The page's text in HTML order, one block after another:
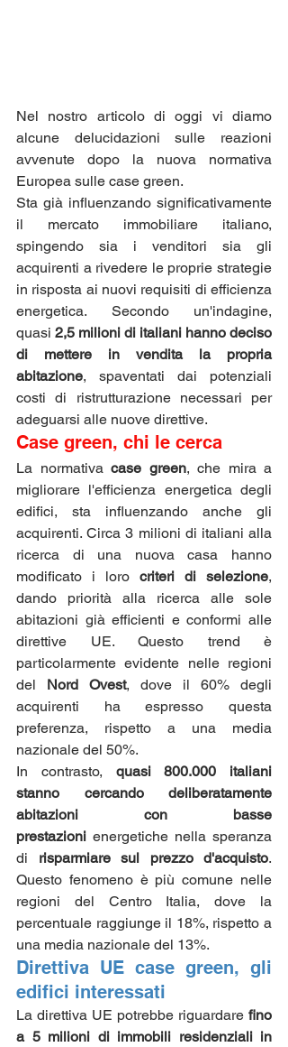
Nel nostro articolo di oggi vi diamo
alcune delucidazioni sulle reazioni
avvenute dopo la nuova normativa
Europea sulle case green.
Sta già influenzando significativamente
il mercato immobiliare italiano,
spingendo sia i venditori sia gli
acquirenti a rivedere le proprie strategie
in risposta ai nuovi requisiti di efficienza
energetica. Secondo un'indagine,
quasi 2,5 milioni di italiani hanno deciso
di mettere in vendita la propria
abitazione, spaventati dai potenziali
costi di ristrutturazione necessari per
adeguarsi alle nuove direttive.
Case green, chi le cerca
La normativa case green, che mira a
migliorare l'efficienza energetica degli
edifici, sta influenzando anche gli
acquirenti. Circa 3 milioni di italiani alla
ricerca di una nuova casa hanno
modificato i loro criteri di selezione,
dando priorità alla ricerca alle sole
abitazioni già efficienti e conformi alle
direttive UE. Questo trend è
particolarmente evidente nelle regioni
del Nord Ovest, dove il 60% degli
acquirenti ha espresso questa
preferenza, rispetto a una media
nazionale del 50%.
In contrasto, quasi 800.000 italiani
stanno cercando deliberatamente
abitazioni con basse
prestazioni energetiche nella speranza
di risparmiare sul prezzo d'acquisto.
Questo fenomeno è più comune nelle
regioni del Centro Italia, dove la
percentuale raggiunge il 18%, rispetto a
una media nazionale del 13%.
Direttiva UE case green, gli
edifici interessati
La direttiva UE potrebbe riguardare fino
a 5 milioni di immobili residenziali in